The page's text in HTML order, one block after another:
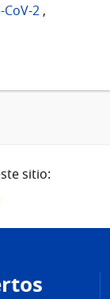
CoV-2 ,
sitio: